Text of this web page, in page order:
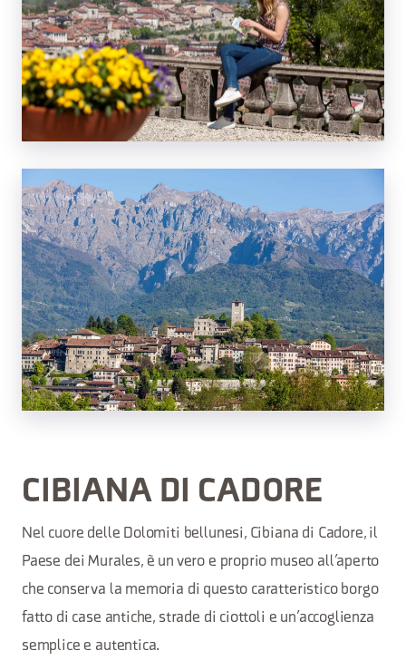
CIBIANA DI CADORE
Nel cuore delle Dolomiti bellunesi, Cibiana di Cadore, il
Paese dei Murales, è un vero e proprio museo all’aperto
che conserva la memoria di questo caratteristico borgo
fatto di case antiche, strade di ciottoli e un’accoglienza
semplice e autentica.